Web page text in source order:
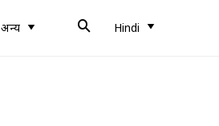
अन्य Hindi